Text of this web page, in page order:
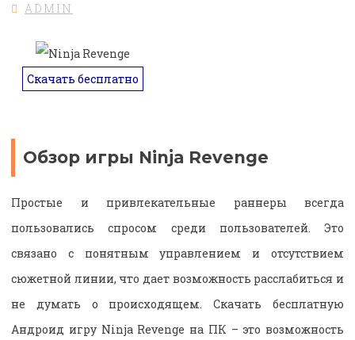
ADMIN
Скачать бесплатно
Обзор игры Ninja Revenge
Простые и привлекательные раннеры всегда
пользовались спросом среди пользователей. Это
связано с понятным управлением и отсутствием
сюжетной линии, что дает возможность расслабиться и
не думать о происходящем. Скачать бесплатную
Андроид игру Ninja Revenge на ПК – это возможность